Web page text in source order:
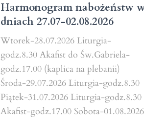
Harmonogram nabożeństw
dniach 27.07-02.08.2026
Wtorek-28.07.2026 Liturgia-
godz.8.30 Akafist do Św.Gabriela-
godz.17.00 (kaplica na plebanii)
Środa-29.07.2026 Liturgia-godz.8.30
Piątek-31.07.2026 Liturgia-godz.8.30
Akafist-godz.17.00 Sobota-01.08.2026